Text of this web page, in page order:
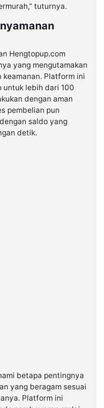
tuturnya.
Hengtopup.com
yang mengutamakan
keamanan. Platform ini
untuk lebih dari 100
dengan aman
pembelian pun
saldo yang
detik.
betapa pentingnya
yang beragam sesuai
Platform ini